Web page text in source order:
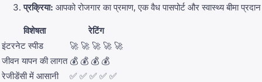
प्रक्रिया: आपको रोजगार का प्रमाण, एक वैध पासपोर्ट और स्वास्थ्य बीमा
विशेषता
रेटिंग
इंटरनेट स्पीड
🚀 🚀 🚀 🚀 🚀
जीवन यापन की लागत 💰 💰 💰 💰
रेजीडेंसी में आसानी
✅ ✅ ✅ ✅ ✅